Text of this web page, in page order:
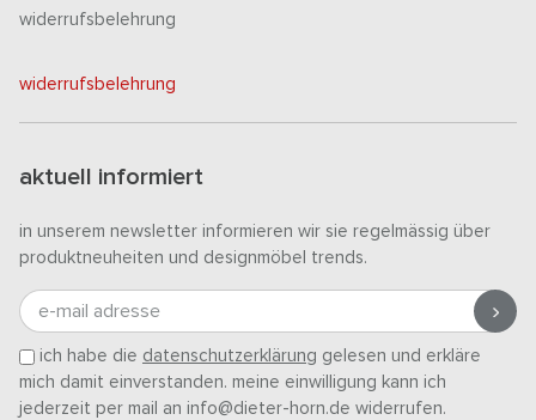
widerrufsbelehrung
widerrufsbelehrung
aktuell informiert
in unserem newsletter informieren wir sie regelmässig über
produktneuheiten und designmöbel trends.
e-mail adresse
ich habe die datenschutzerklärung gelesen und erkläre
mich damit einverstanden. meine einwilligung kann ich
jederzeit per mail an info@dieter-horn.de widerrufen.